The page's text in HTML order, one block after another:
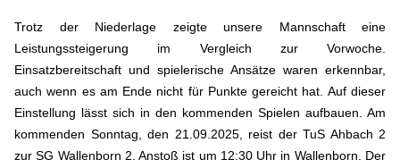
Trotz der Niederlage zeigte unsere Mannschaft eine
Leistungssteigerung im Vergleich zur Vorwoche.
Einsatzbereitschaft und spielerische Ansätze waren erkennbar,
auch wenn es am Ende nicht für Punkte gereicht hat. Auf dieser
Einstellung lässt sich in den kommenden Spielen aufbauen. Am
kommenden Sonntag, den 21.09.2025, reist der TuS Ahbach 2
zur SG Wallenborn 2. Anstoß ist um 12:30 Uhr in Wallenborn. Der